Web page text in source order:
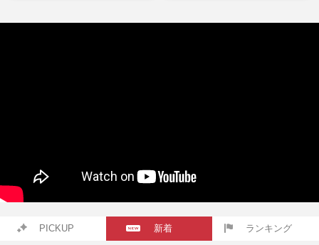
PICKUP 新着 ランキング